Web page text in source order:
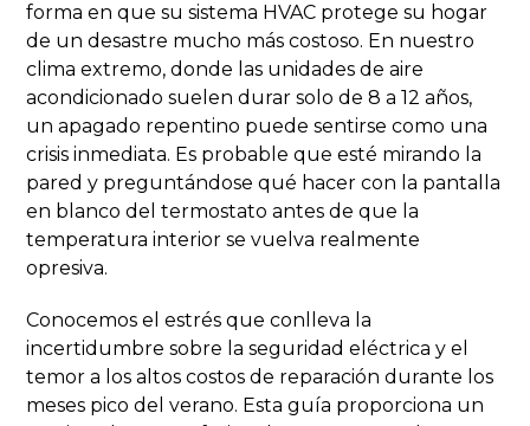
forma en que su sistema HVAC protege su hogar
de un desastre mucho más costoso. En nuestro
clima extremo, donde las unidades de aire
acondicionado suelen durar solo de 8 a 12 años,
un apagado repentino puede sentirse como una
crisis inmediata. Es probable que esté mirando la
pared y preguntándose qué hacer con la pantalla
en blanco del termostato antes de que la
temperatura interior se vuelva realmente
opresiva.
Conocemos el estrés que conlleva la
incertidumbre sobre la seguridad eléctrica y el
temor a los altos costos de reparación durante los
meses pico del verano. Esta guía proporciona un